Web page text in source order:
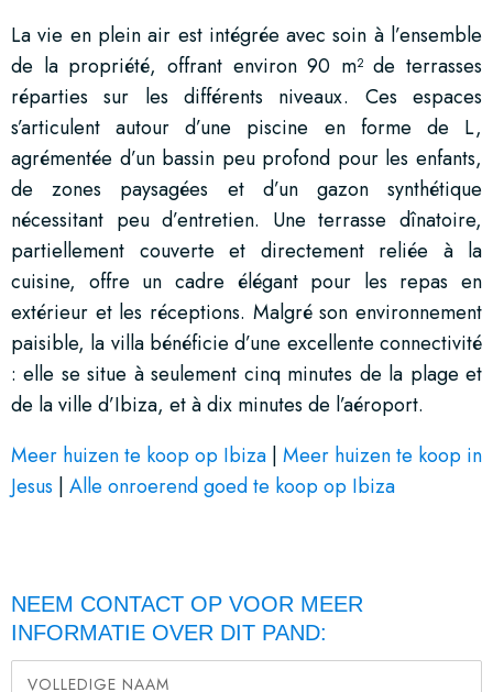
La vie en plein air est intégrée avec soin à l’ensemble
de la propriété, offrant environ 90 m² de terrasses
réparties sur les différents niveaux. Ces espaces
s’articulent autour d’une piscine en forme de L,
agrémentée d’un bassin peu profond pour les enfants,
de zones paysagées et d’un gazon synthétique
nécessitant peu d’entretien. Une terrasse dînatoire,
partiellement couverte et directement reliée à la
cuisine, offre un cadre élégant pour les repas en
extérieur et les réceptions. Malgré son environnement
paisible, la villa bénéficie d’une excellente connectivité
: elle se situe à seulement cinq minutes de la plage et
de la ville d’Ibiza, et à dix minutes de l’aéroport.
Meer huizen te koop op Ibiza | Meer huizen te koop in
Jesus | Alle onroerend goed te koop op Ibiza
NEEM CONTACT OP VOOR MEER
INFORMATIE OVER DIT PAND: